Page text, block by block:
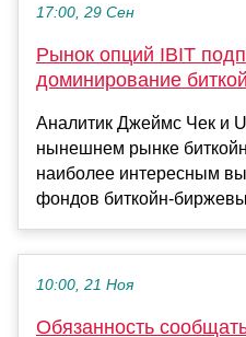
17:00, 29 Сен
Рынок опций IBIT
доминирование
Аналитик Джеймс Чек и
нынешнем рынке
наиболее интересным
фондов биткойн-
10:00, 21 Ноя
Обязанность